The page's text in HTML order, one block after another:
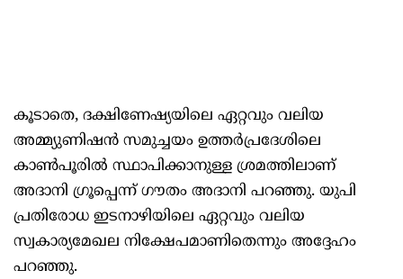
കൂടാതെ, ദക്ഷിണേഷ്യയിലെ ഏറ്റവും വലിയ
അമ്മ്യുണിഷൻ സമുച്ചയം ഉത്തർപ്രദേശിലെ
കാൺപൂരിൽ സ്ഥാപിക്കാനുള്ള ശ്രമത്തിലാണ്
അദാനി ഗ്രൂപ്പെന്ന് ഗൗതം അദാനി പറഞ്ഞു. യുപി
പ്രതിരോധ ഇടനാഴിയിലെ ഏറ്റവും വലിയ
സ്വകാര്യമേഖല നിക്ഷേപമാണിതെന്നും അദ്ദേഹം
പറഞ്ഞു.